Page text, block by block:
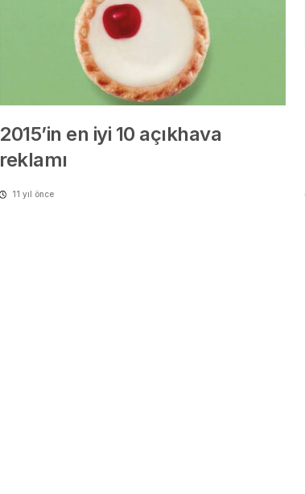
2015’in en iyi 10 açıkhava
reklamı
11 yıl önce